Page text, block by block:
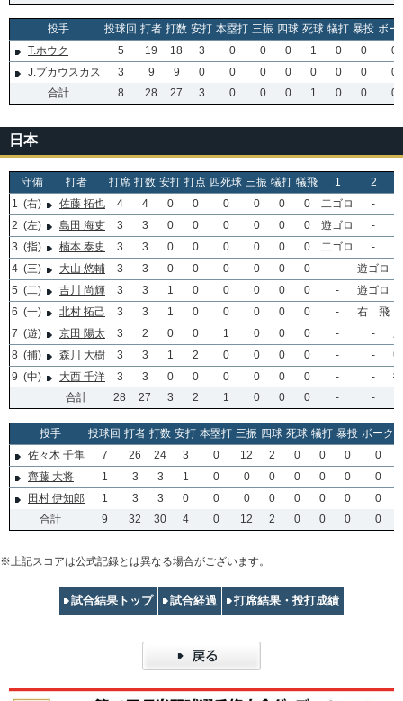
投手 投球回 打者 打数 安打 本塁打 三振 四球 死球 犠打 暴投 ボー
T.ホウク
5 19 18 3 0 0 0 1 0 0
0
J.ブカウスカス
3 9 9 0 0 0 0 0 0 0
0
合計
8 28 27 3 0 0 0 1 0 0 0
日本
守備 打者 打席 打数 安打 打点 四死球 三振 犠打 犠飛 1
2
1 (右) 佐藤 拓也 4 4 0 0 0 0 0 0 二ゴロ
-
2 (左) 島田 海吏 3 3 0 0 0 0 0 0 遊ゴロ
-
3 (指) 楠本 泰史 3 3 0 0 0 0 0 0 二ゴロ
-
4 (三) 大山 悠輔 3 3 0 0 0 0 0 0 -
遊ゴロ
5 (二) 吉川 尚輝 3 3 1 0 0 0 0 0 -
遊ゴロ
6 (一) 北村 拓己 3 3 1 0 0 0 0 0 -
右 飛
7 (遊) 京田 陽太 3 2 0 0 1 0 0 0 - -
8 (捕) 森川 大樹 3 3 1 2 0 0 0 0 - -
9 (中) 大西 千洋 3 3 0 0 0 0 0 0 - -
合計
28 27 3 2 1 0 0 0 - -
投手 投球回 打者 打数 安打 本塁打 三振 四球 死球 犠打 暴投 ボーク
佐々木 千隼
7 26 24 3 0 12 2 0 0 0
0
齊藤 大将
1 3 3 1 0 0 0 0 0 0
0
田村 伊知郎
1 3 3 0 0 0 0 0 0 0
0
合計
9 32 30 4 0 12 2 0 0 0 0
※上記スコアは公式記録とは異なる場合がございます。
試合結果トップ 試合経過 打席結果・投打成績